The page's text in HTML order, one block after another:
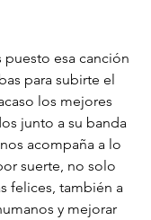
puesto esa canción
para subirte el
los mejores
junto a su banda
acompaña a lo
suerte, no solo
felices, también a
y mejorar